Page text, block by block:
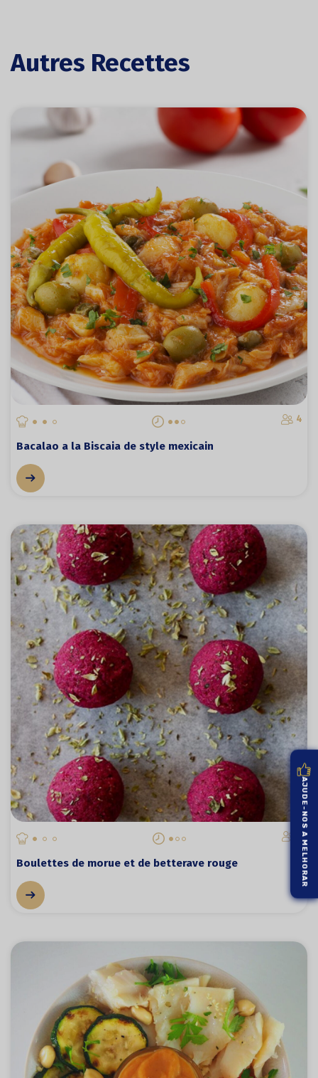
Autres Recettes
4
Bacalao a la Biscaia de style mexicain
Boulettes de morue et de betterave rouge AJUDE-NOS A MELHORAR